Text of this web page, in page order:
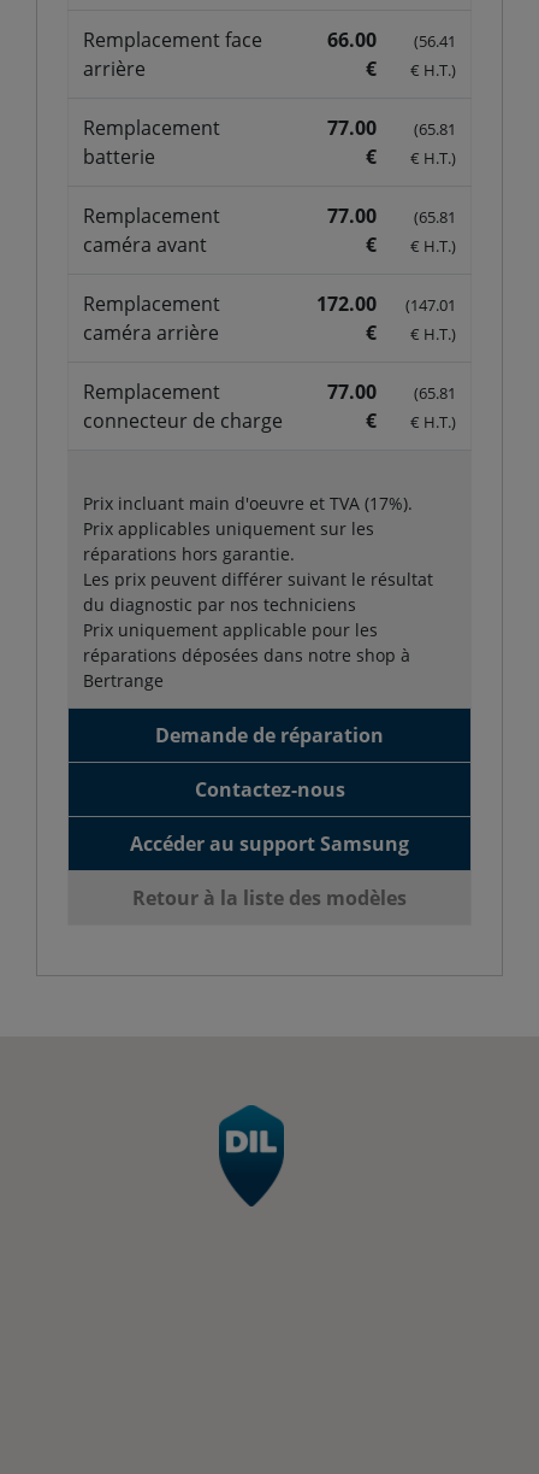
Remplacement face
arrière
66.00
€
(56.41
€ H.T.)
Remplacement
batterie
77.00
€
(65.81
€ H.T.)
Remplacement
caméra avant
77.00
€
(65.81
€ H.T.)
Remplacement
caméra arrière
172.00
€
(147.01
€ H.T.)
Remplacement
connecteur de charge
77.00
€
(65.81
€ H.T.)
Prix incluant main d'oeuvre et TVA (17%).
Prix applicables uniquement sur les
réparations hors garantie.
Les prix peuvent différer suivant le résultat
du diagnostic par nos techniciens
Prix uniquement applicable pour les
réparations déposées dans notre shop à
Bertrange
Demande de réparation
Contactez-nous
Accéder au support Samsung
Retour à la liste des modèles